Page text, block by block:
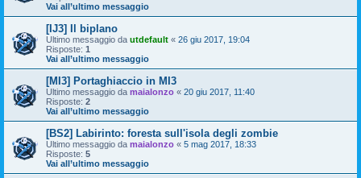
Vai all’ultimo messaggio
[IJ3] Il biplano
Ultimo messaggio da utdefault « 26 giu 2017, 19:04
Risposte: 1
Vai all’ultimo messaggio
[MI3] Portaghiaccio in MI3
Ultimo messaggio da maialonzo « 20 giu 2017, 11:40
Risposte: 2
Vai all’ultimo messaggio
[BS2] Labirinto: foresta sull'isola degli zombie
Ultimo messaggio da maialonzo « 5 mag 2017, 18:33
Risposte: 5
Vai all’ultimo messaggio